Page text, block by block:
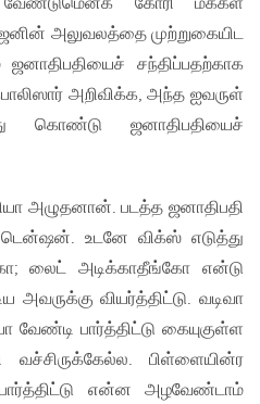
அலுவலத்தை முற்றுகையிட
சந்திப்பதற்காக
அறிவிக்க, அந்த ஐவருள்
கொண்டு ஜனாதிபதியைச்
அழுதனான். படத்த ஜனாதிபதி
டென்ஷன். உடனே விக்ஸ் எடுத்து
லைட் அடிக்காதீங்கோ என்டு
அவருக்கு வியர்த்திட்டு. வடிவா
வேண்டி பார்த்திட்டு கையுகுள்ள
வச்சிருக்கேல்ல. பிள்ளையின்ர
என்ன அழவேண்டாம்